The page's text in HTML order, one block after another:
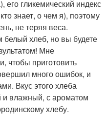
его гликемический индекс
знает, о чем я), поэтому
не теряя веса.
белый хлеб, но вы будете
Мне
чтобы приготовить
много ошибок, и
Вкус этого хлеба
влажный, с ароматом
хлебу.